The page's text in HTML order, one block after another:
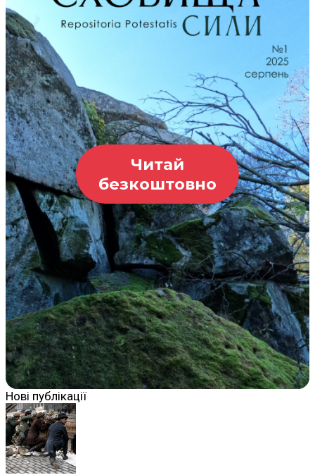
Читай
безкоштовно
Нові публікації